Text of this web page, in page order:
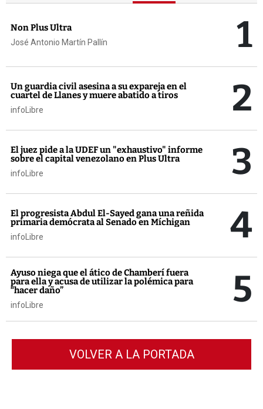
Non Plus Ultra
José Antonio Martín Pallín 1
Un guardia civil asesina a su expareja en el
cuartel de Llanes y muere abatido a tiros
infoLibre 2
El juez pide a la UDEF un "exhaustivo" informe
sobre el capital venezolano en Plus Ultra
infoLibre 3
El progresista Abdul El-Sayed gana una reñida
primaria demócrata al Senado en Míchigan
infoLibre 4
Ayuso niega que el ático de Chamberí fuera
para ella y acusa de utilizar la polémica para
“hacer daño”
infoLibre 5
VOLVER A LA PORTADA